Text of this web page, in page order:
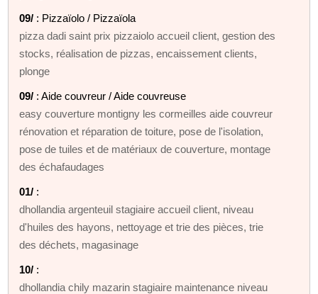
09/ : Pizzaïolo / Pizzaïola
pizza dadi saint prix pizzaiolo accueil client, gestion des
stocks, réalisation de pizzas, encaissement clients,
plonge
09/ : Aide couvreur / Aide couvreuse
easy couverture montigny les cormeilles aide couvreur
rénovation et réparation de toiture, pose de l'isolation,
pose de tuiles et de matériaux de couverture, montage
des échafaudages
01/ :
dhollandia argenteuil stagiaire accueil client, niveau
d'huiles des hayons, nettoyage et trie des pièces, trie
des déchets, magasinage
10/ :
dhollandia chily mazarin stagiaire maintenance niveau